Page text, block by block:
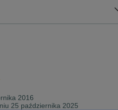
2016
25 października 2025